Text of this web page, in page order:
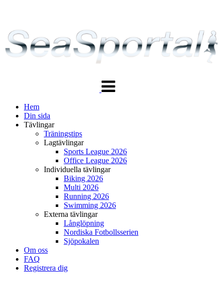
navigering
Hem
Din sida
Tävlingar
Träningstips
Lagtävlingar
Sports League 2026
Office League 2026
Individuella tävlingar
Biking 2026
Multi 2026
Running 2026
Swimming 2026
Externa tävlingar
Långlöpning
Nordiska Fotbollsserien
Sjöpokalen
Om oss
FAQ
Registrera dig